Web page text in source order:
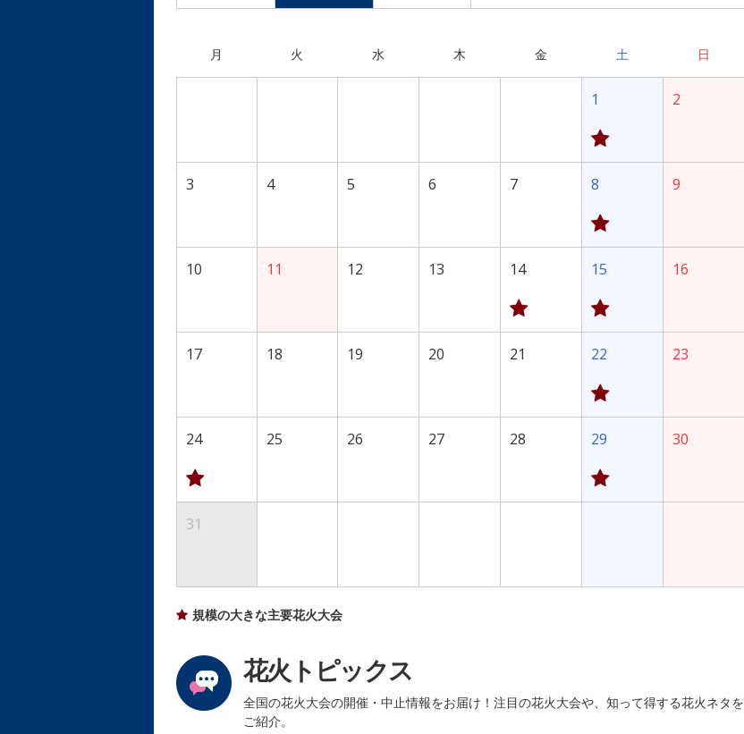
月 火 水 木 金 土 日
1 2
3 4 5 6 7 8 9
10 11 12 13 14 15 16
17 18 19 20 21 22 23
24 25 26 27 28 29 30
31
規模の大きな主要花火大会
花火トピックス
全国の花火大会の開催・中止情報をお届け！注目の花火大会や、知って得する花火ネタを
ご紹介。